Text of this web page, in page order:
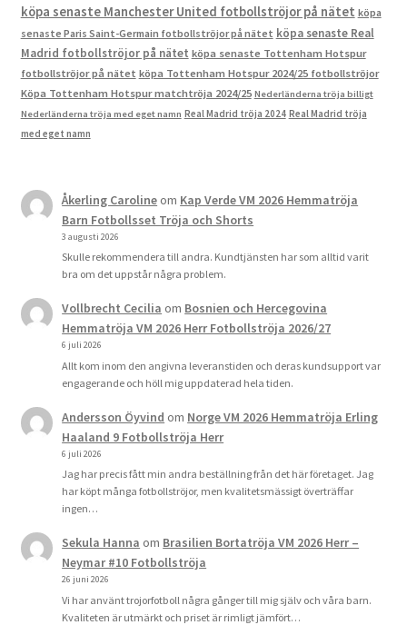
köpa senaste Manchester United fotbollströjor på nätet köpa
senaste Paris Saint-Germain fotbollströjor på nätet köpa senaste Real
Madrid fotbollströjor på nätet köpa senaste Tottenham Hotspur
fotbollströjor på nätet köpa Tottenham Hotspur 2024/25 fotbollströjor
Köpa Tottenham Hotspur matchtröja 2024/25 Nederländerna tröja billigt
Nederländerna tröja med eget namn Real Madrid tröja 2024 Real Madrid tröja
med eget namn
Åkerling Carolineom Kap Verde VM 2026 Hemmatröja
Barn Fotbollsset Tröja och Shorts
3 augusti 2026
Skulle rekommendera till andra. Kundtjänsten har som alltid varit
bra om det uppstår några problem.
Vollbrecht Cecilia om Bosnien och Hercegovina
Hemmatröja VM 2026 Herr Fotbollströja 2026/27
6 juli 2026
Allt kom inom den angivna leveranstiden och deras kundsupport var
engagerande och höll mig uppdaterad hela tiden.
Andersson Öyvind om Norge VM 2026 Hemmatröja Erling
Haaland 9 Fotbollströja Herr
6 juli 2026
Jag har precis fått min andra beställning från det här företaget. Jag
har köpt många fotbollströjor, men kvalitetsmässigt överträffar
ingen…
Sekula Hanna om Brasilien Bortatröja VM 2026 Herr –
Neymar #10 Fotbollströja
26 juni 2026
Vi har använt trojorfotboll några gånger till mig själv och våra barn.
Kvaliteten är utmärkt och priset är rimligt jämfört…